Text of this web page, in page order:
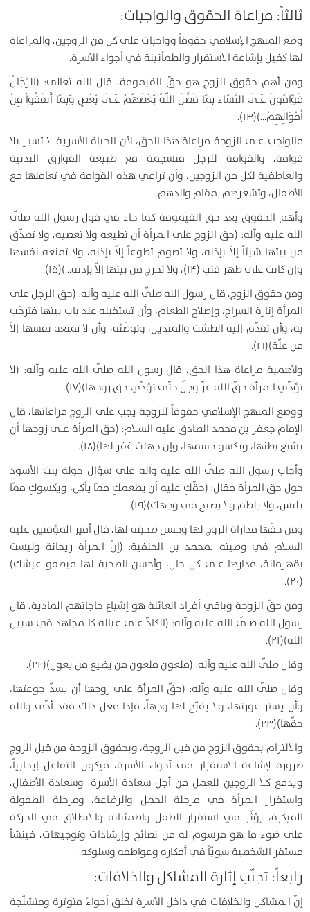
ثالثاً: مراعاة الحقوق والواجبات:
وضع المنهج الإسلامي حقوقاً وواجبات على كل من الزوجين، والمراعاة
لها كفيل بإشاعة الاستقرار والطمأنينة في أجواء الأسرة.
ومن أهم حقوق الزوج هو حقّ القيمومة، قال الله تعالى: (الرِّجَالُ
قَوَّامُونَ عَلَى النِّسَاء بِمَا فَضَّلَ اللّهُ بَعْضَهُمْ عَلَى بَعْضٍ وَبِمَا أَنفَقُواْ مِنْ
أَمْوَالِهِمْ…)(۱۳).
فالواجب على الزوجة مراعاة هذا الحق، لأن الحياة الأسرية لا تسير بلا
قوامة، والقوامة للرجل منسجمة مع طبيعة الفوارق البدنية
والعاطفية لكل من الزوجين، وأن تراعي هذه القوامة في تعاملها مع
الأطفال، وتشعرهم بمقام والدهم.
وأهم الحقوق بعد حق القيمومة كما جاء في قول رسول الله صلّى
الله عليه وآله: (حق الزوج على المرأة أن تطيعه ولا تعصيه، ولا تصدّق
من بيتها شيئاً إلاّ بإذنه، ولا تصوم تطوعاً إلاّ بإذنه، ولا تمنعه نفسها
وإن كانت على ظهر قتب (۱۴)، ولا تخرج من بيتها إلاّ بإذنه…)(۱۵).
ومن حقوق الزوج، قال رسول الله صلّى الله عليه وآله: (حق الرجل على
المرأة إنارة السراج، وإصلاح الطعام، وأن تستقبله عند باب بيتها فترحّب
به، وأن تقدّم إليه الطشت والمنديل، وتوضّئه، وأن لا تمنعه نفسها إلاّ
من علّة)(۱۶).
ولأهمية مراعاة هذا الحق، قال رسول الله صلّى الله عليه وآله: (لا
تؤدّي المرأة حقّ الله عزّ وجلّ حتّى تؤدّي حق زوجها)(۱۷).
ووضع المنهج الإسلامي حقوقاً للزوجة يجب على الزوج مراعاتها، قال
الإمام جعفر بن محمد الصادق عليه السلام: (حق المرأة على زوجها أن
يشبع بطنها، ويكسو جسمها، وإن جهلت غفر لها)(۱۸).
وأجاب رسول الله صلّى الله عليه وآله على سؤال خولة بنت الأسود
حول حق المرأة فقال: (حقّكِ عليه أن يطعمكِ ممّا يأكل، ويكسوكِ ممّا
يلبس، ولا يلطم ولا يصيح في وجهك)(۱۹).
ومن حقّها مداراة الزوج لها وحسن صحبته لها، قال أمير المؤمنين عليه
السلام في وصيته لمحمد بن الحنفية: (إنّ المرأة ريحانة وليست
بقهرمانة، فدارها على كل حال، وأحسن الصحبة لها فيصفو عيشك)
(۲۰).
ومن حقّ الزوجة وباقي أفراد العائلة هو إشباع حاجاتهم المادية، قال
رسول الله صلّى الله عليه وآله: (الكادّ على عياله كالمجاهد في سبيل
الله)(۲۱).
وقال صلّى الله عليه وآله: (ملعون ملعون من يضيع من يعول)(۲۲).
وقال صلّى الله عليه وآله: (حقّ المرأة على زوجها أن يسدّ جوعتها،
وأن يستر عورتها، ولا يقبّح لها وجهاً، فإذا فعل ذلك فقد أدّى والله
حقّها)(۲۳).
والالتزام بحقوق الزوج من قبل الزوجة، وبحقوق الزوجة من قبل الزوج
ضرورة لإشاعة الاستقرار فى أجواء الأسرة، فيكون التفاعل إيجابياً،
ويدفع كلا الزوجين للعمل من أجل سعادة الأسرة، وسعادة الأطفال،
واستقرار المرأة في مرحلة الحمل والرضاعة، ومرحلة الطفولة
المبكرة، يؤثّر في استقرار الطفل واطمئنانه والانطلاق في الحركة
على ضوء ما هو مرسوم له من نصائح وإرشادات وتوجيهات، فينشأ
مستقر الشخصية سويّاً في أفكاره وعواطفه وسلوكه.
رابعاً: تجنّب إثارة المشاكل والخلافات:
إنّ المشاكل والخلافات في داخل الأسرة تخلق أجواءً متوترة ومتشنّجة